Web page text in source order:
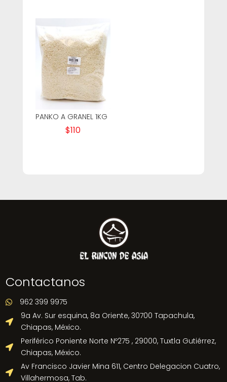
PANKO A GRANEL 1KG
$110
Contactanos
 962 399 9975

9a Av. Sur esquina, 8a Oriente, 30700 Tapachula,
Chiapas, México.

Periférico Poniente Norte Nº275 , 29000, Tuxtla Gutiérrez,
Chiapas, México.

Av Francisco Javier Mina 611, Centro Delegacion Cuatro,
Villahermosa, Tab.